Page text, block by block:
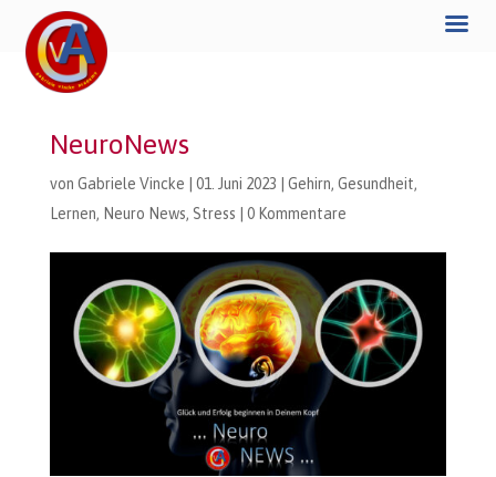
NeuroNews
von Gabriele Vincke 01. Juni 2023 Gehirn, Gesundheit,
Lernen, Neuro News, Stress 0 Kommentare